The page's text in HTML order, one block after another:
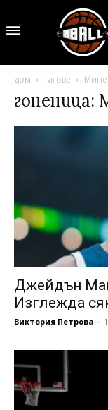
дом тагове
гоненица:
Джейдън
Изглежда
Виктория Петрова -